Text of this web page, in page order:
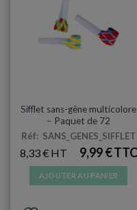
Sifflet sans-gêne multicolore
– Paquet de 72
Réf: SANS_GENES_SIFFLET
8,33€ 9,99€
AJOUTER AU PANIER